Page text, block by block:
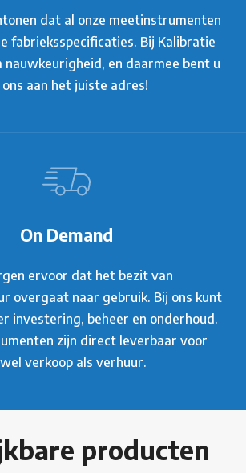
dat al onze meetinstrumenten
fabrieksspecificaties. Bij Kalibratie
nauwkeurigheid, en daarmee bent u
ons aan het juiste adres!
On Demand
ervoor dat het bezit van
overgaat naar gebruik. Bij ons kunt
investering, beheer en onderhoud.
zijn direct leverbaar voor
verkoop als verhuur.
producten